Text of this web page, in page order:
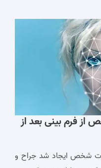
از فرم بینی بعد از
شخص ایجاد شد جراح و